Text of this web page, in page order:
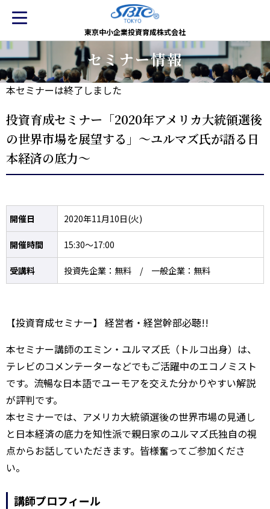
東京中小企業投資育成株式会社
セミナー情報
本セミナーは終了しました
投資育成セミナー「2020年アメリカ大統領選後
の世界市場を展望する」～ユルマズ氏が語る日
本経済の底力～
開催日 2020年11月10日(火)
開催時間 15:30～17:00
受講料 投資先企業：無料 / 一般企業：無料
【投資育成セミナー】 経営者・経営幹部必聴!!
本セミナー講師のエミン・ユルマズ氏（トルコ出身）は、
テレビのコメンテーターなどでもご活躍中のエコノミスト
です。流暢な日本語でユーモアを交えた分かりやすい解説
が評判です。
本セミナーでは、アメリカ大統領選後の世界市場の見通し
と日本経済の底力を知性派で親日家のユルマズ氏独自の視
点からお話していただきます。皆様奮ってご参加くださ
い。
講師プロフィール